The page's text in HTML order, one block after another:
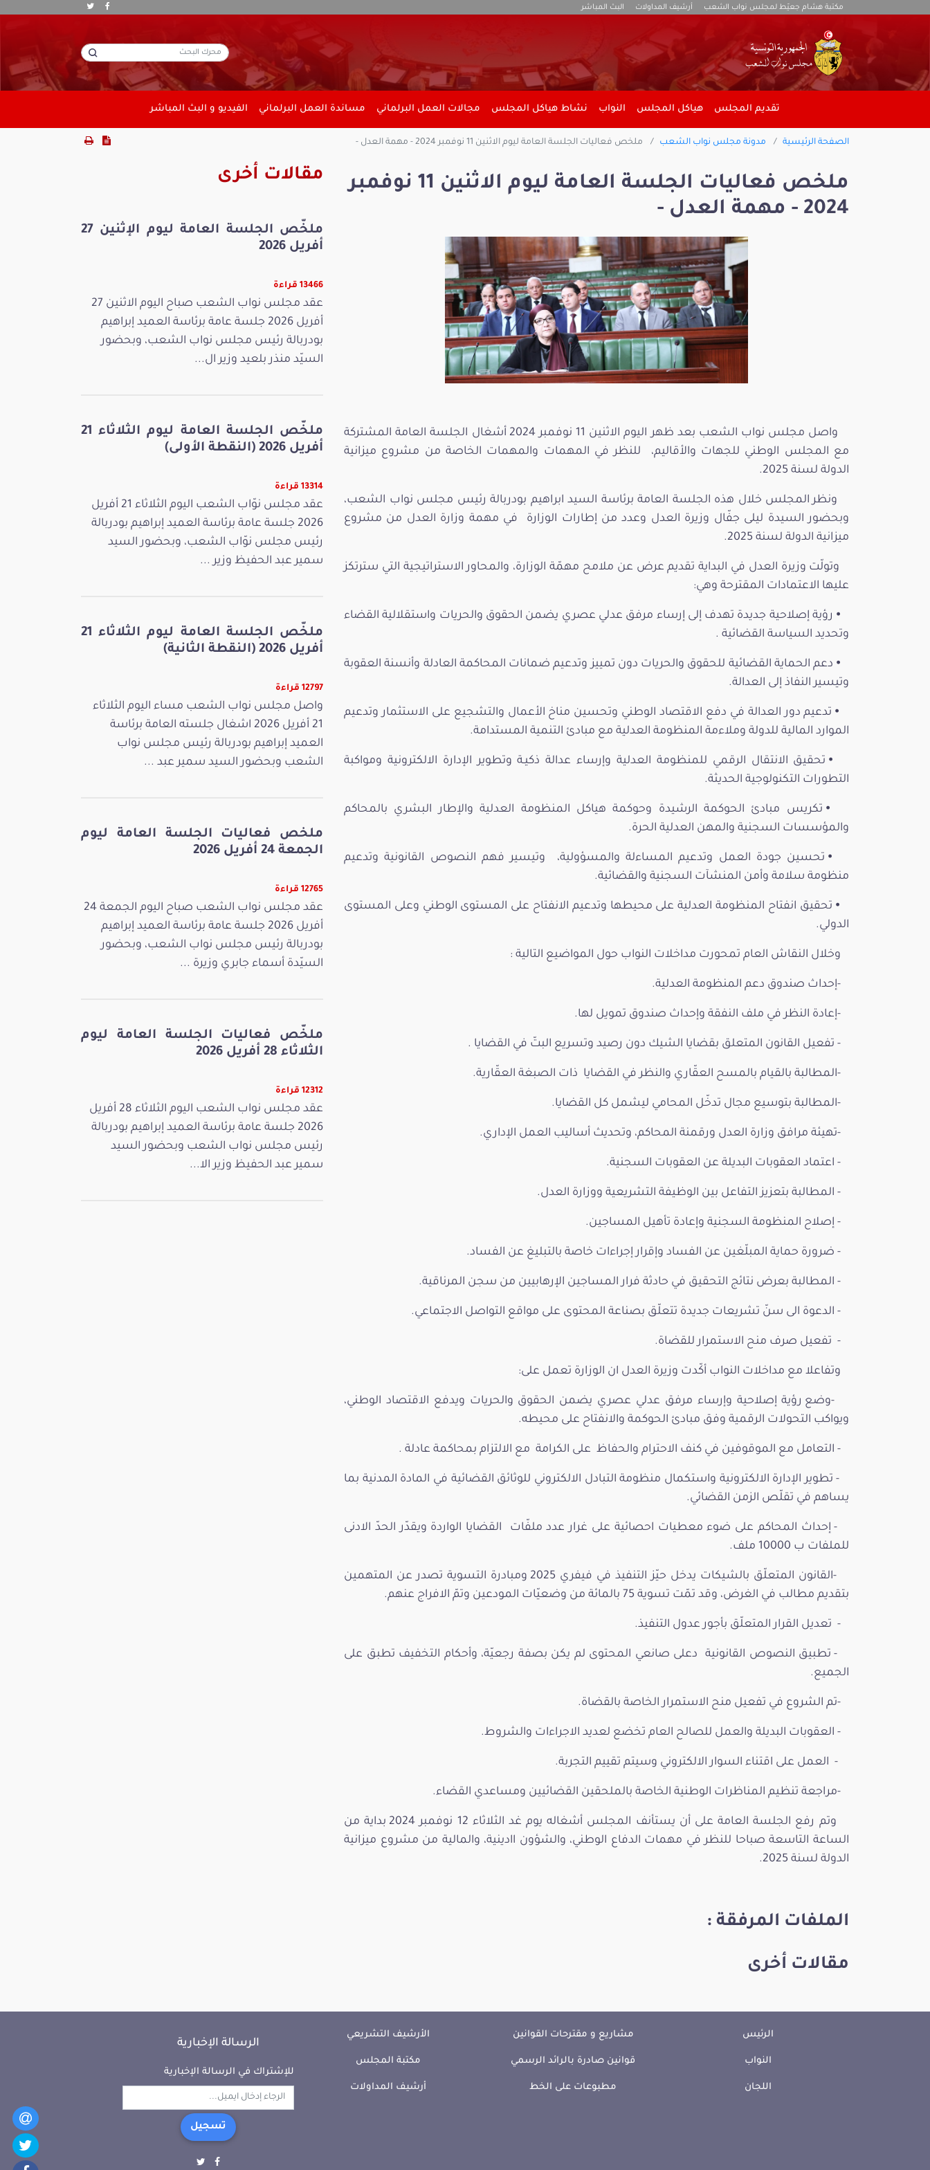
مكتبة هشام جعيّط لمجلس نواب الشعب أرشيف المداولات البث المباشر
تقديم المجلس هياكل المجلس النواب نشاط هياكل المجلس مجالات العمل البرلماني مساندة العمل البرلماني الفيديو و البث المباشر
الصفحة الرئيسية مدونة مجلس نواب الشعب ملخص فعاليات الجلسة العامة ليوم الاثنين 11 نوفمبر 2024 - مهمة العدل -
ملخص فعاليات الجلسة العامة ليوم الاثنين 11 نوفمبر
2024 - مهمة العدل -
واصل مجلس نواب الشعب بعد ظهر اليوم الاثنين 11 نوفمبر 2024 أشغال الجلسة العامة المشتركة
مع المجلس الوطني للجهات والأقاليم، للنظر في المهمات والمهمات الخاصة من مشروع ميزانية
الدولة لسنة 2025.
ونظر المجلس خلال هذه الجلسة العامة برئاسة السيد ابراهيم بودربالة رئيس مجلس نواب الشعب،
وبحضور السيدة ليلى جفّال وزيرة العدل وعدد من إطارات الوزارة في مهمة وزارة العدل من مشروع
ميزانية الدولة لسنة 2025.
وتولّت وزيرة العدل في البداية تقديم عرض عن ملامح مهمّة الوزارة، والمحاور الاستراتيجية التي سترتكز
عليها الاعتمادات المقترحة وهي:
⦁ رؤية إصلاحية جديدة تهدف إلى إرساء مرفق عدلي عصري يضمن الحقوق والحريات واستقلالية القضاء
وتحديد السياسة القضائية .
⦁ دعم الحماية القضائية للحقوق والحريات دون تمييز وتدعيم ضمانات المحاكمة العادلة وأنسنة العقوبة
وتيسير النفاذ إلى العدالة.
⦁ تدعيم دور العدالة في دفع الاقتصاد الوطني وتحسين مناخ الأعمال والتشجيع على الاستثمار وتدعيم
الموارد المالية للدولة وملاءمة المنظومة العدلية مع مبادئ التنمية المستدامة.
⦁ تحقيق الانتقال الرقمي للمنظومة العدلية وإرساء عدالة ذكيـة وتطوير الإدارة الالكترونية ومواكبة
التطورات التكنولوجية الحديثة.
⦁ تكريس مبادئ الحوكمة الرشيدة وحوكمة هياكل المنظومة العدلية والإطار البشري بالمحاكم
والمؤسسات السجنية والمهن العدلية الحرة.
⦁ تحسين جودة العمل وتدعيم المساءلة والمسؤولية، وتيسير فهم النصوص القانونية وتدعيم
منظومة سلامة وأمن المنشآت السجنية والقضائية.
⦁ تحقيق انفتاح المنظومة العدلية على محيطها وتدعيم الانفتاح على المستوى الوطني وعلى المستوى
الدولي.
وخلال النقاش العام تمحورت مداخلات النواب حول المواضيع التالية :
-إحداث صندوق دعم المنظومة العدلية.
-إعادة النظر في ملف النفقة وإحداث صندوق تمويل لها.
- تفعيل القانون المتعلق بقضايا الشيك دون رصيد وتسريع البتّ في القضايا .
-المطالبة بالقيام بالمسح العقّاري والنظر في القضايا ذات الصبغة العقّارية.
-المطالبة بتوسيع مجال تدخّل المحامي ليشمل كل القضايا.
-تهيئة مرافق وزارة العدل ورقمنة المحاكم، وتحديث أساليب العمل الإداري.
- اعتماد العقوبات البديلة عن العقوبات السجنية.
- المطالبة بتعزيز التفاعل بين الوظيفة التشريعية ووزارة العدل.
- إصلاح المنظومة السجنية وإعادة تأهيل المساجين.
- ضرورة حماية المبلّغين عن الفساد وإقرار إجراءات خاصة بالتبليغ عن الفساد.
- المطالبة بعرض نتائج التحقيق في حادثة فرار المساجين الإرهابيين من سجن المرناقية.
- الدعوة الى سنّ تشريعات جديدة تتعلّق بصناعة المحتوى على مواقع التواصل الاجتماعي.
- تفعيل صرف منح الاستمرار للقضاة.
وتفاعلا مع مداخلات النواب أكّدت وزيرة العدل ان الوزارة تعمل على:
-وضع رؤية إصلاحية وإرساء مرفق عدلي عصري يضمن الحقوق والحريات ويدفع الاقتصاد الوطني،
ويواكب التحولات الرقمية وفق مبادئ الحوكمة والانفتاح على محيطه.
- التعامل مع الموقوفين في كنف الاحترام والحفاظ على الكرامة مع الالتزام بمحاكمة عادلة .
- تطوير الإدارة الالكترونية واستكمال منظومة التبادل الالكتروني للوثائق القضائية في المادة المدنية بما
يساهم في تقلّص الزمن القضائي.
- إحداث المحاكم على ضوء معطيات احصائية على غرار عدد ملفّات القضايا الواردة ويقدّر الحدّ الادنى
للملفات ب 10000 ملف.
-القانون المتعلّق بالشيكات يدخل حيّز التنفيذ في فيفري 2025 ومبادرة التسوية تصدر عن المتهمين
بتقديم مطالب في الغرض، وقد تمّت تسوية 75 بالمائة من وضعيّات المودعين وتمّ الافراج عنهم.
- تعديل القرار المتعلّق بأجور عدول التنفيذ.
- تطبيق النصوص القانونية دعلى صانعي المحتوى لم يكن بصفة رجعيّة، وأحكام التخفيف تطبق على
الجميع.
-تم الشروع في تفعيل منح الاستمرار الخاصة بالقضاة.
- العقوبات البديلة والعمل للصالح العام تخضع لعديد الاجراءات والشروط.
- العمل على اقتناء السوار الالكتروني وسيتم تقييم التجربة.
-مراجعة تنظيم المناظرات الوطنية الخاصة بالملحقين القضائيين ومساعدي القضاء.
وتم رفع الجلسة العامة على أن يستأنف المجلس أشغاله يوم غد الثلاثاء 12 نوفمبر 2024 بداية من
الساعة التاسعة صباحا للنظر في مهمات الدفاع الوطني، والشؤون اادينية، والمالية من مشروع ميزانية
الدولة لسنة 2025.
الملفات المرفقة :
مقالات أخرى
مقالات أخرى
ملخّص الجلسة العامة ليوم الإثنين 27
أفريل 2026
13466 قراءة
عقد مجلس نواب الشعب صباح اليوم الاثنين 27
أفريل 2026 جلسة عامة برئاسة العميد إبراهيم
بودربالة رئيس مجلس نواب الشعب، وبحضور
السيّد منذر بلعيد وزير ال...
ملخّص الجلسة العامة ليوم الثلاثاء 21
أفريل 2026 (النقطة الأولى)
13314 قراءة
عقد مجلس نوّاب الشعب اليوم الثلاثاء 21 أفريل
2026 جلسة عامة برئاسة العميد إبراهيم بودربالة
رئيس مجلس نوّاب الشعب، وبحضور السيد
سمير عبد الحفيظ وزير ...
ملخّص الجلسة العامة ليوم الثلاثاء 21
أفريل 2026 (النقطة الثانية)
12797 قراءة
واصل مجلس نواب الشعب مساء اليوم الثلاثاء
21 أفريل 2026 اشغال جلسته العامة برئاسة
العميد إبراهيم بودربالة رئيس مجلس نواب
الشعب وبحضور السيد سمير عبد ...
ملخص فعاليات الجلسة العامة ليوم
الجمعة 24 أفريل 2026
12765 قراءة
عقد مجلس نواب الشعب صباح اليوم الجمعة 24
أفريل 2026 جلسة عامة برئاسة العميد إبراهيم
بودربالة رئيس مجلس نواب الشعب، وبحضور
السيّدة أسماء جابري وزيرة ...
ملخّص فعاليات الجلسة العامة ليوم
الثلاثاء 28 أفريل 2026
12312 قراءة
عقد مجلس نواب الشعب اليوم الثلاثاء 28 أفريل
2026 جلسة عامة برئاسة العميد إبراهيم بودربالة
رئيس مجلس نواب الشعب وبحضور السيد
سمير عبد الحفيظ وزير الا...
الرئيس
النواب
اللجان
مشاريع و مقترحات القوانين
قوانين صادرة بالرائد الرسمي
مطبوعات على الخط
الأرشيف التشريعي
مكتبة المجلس
أرشيف المداولات
الرسالة الإخبارية
للإشتراك في الرسالة الإخبارية
تسجيل